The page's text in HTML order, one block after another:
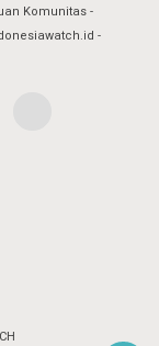
Komunitas